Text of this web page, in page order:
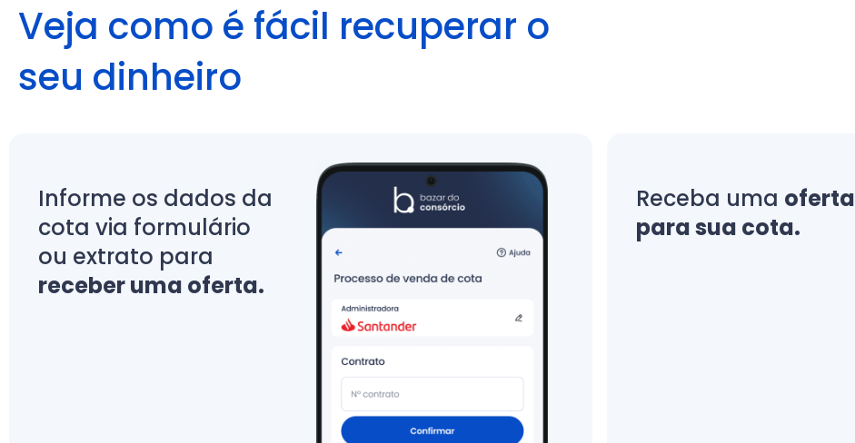
Veja como é fácil recuperar o
seu dinheiro
Informe os dados da
cota via formulário
ou extrato para
receber uma oferta.
Receba uma oferta
para sua cota.